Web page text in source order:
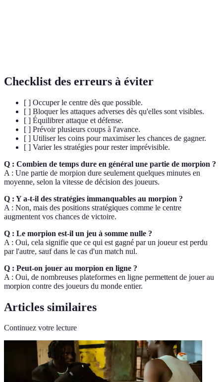
Checklist des erreurs à éviter
[ ] Occuper le centre dès que possible.
[ ] Bloquer les attaques adverses dès qu'elles sont visibles.
[ ] Équilibrer attaque et défense.
[ ] Prévoir plusieurs coups à l'avance.
[ ] Utiliser les coins pour maximiser les chances de gagner.
[ ] Varier les stratégies pour rester imprévisible.
Q : Combien de temps dure en général une partie de morpion ?
A : Une partie de morpion dure seulement quelques minutes en
moyenne, selon la vitesse de décision des joueurs.
Q : Y a-t-il des stratégies immanquables au morpion ?
A : Non, mais des positions stratégiques comme le centre
augmentent vos chances de victoire.
Q : Le morpion est-il un jeu à somme nulle ?
A : Oui, cela signifie que ce qui est gagné par un joueur est perdu
par l'autre, sauf dans le cas d'un match nul.
Q : Peut-on jouer au morpion en ligne ?
A : Oui, de nombreuses plateformes en ligne permettent de jouer au
morpion contre des joueurs du monde entier.
Articles similaires
Continuez votre lecture